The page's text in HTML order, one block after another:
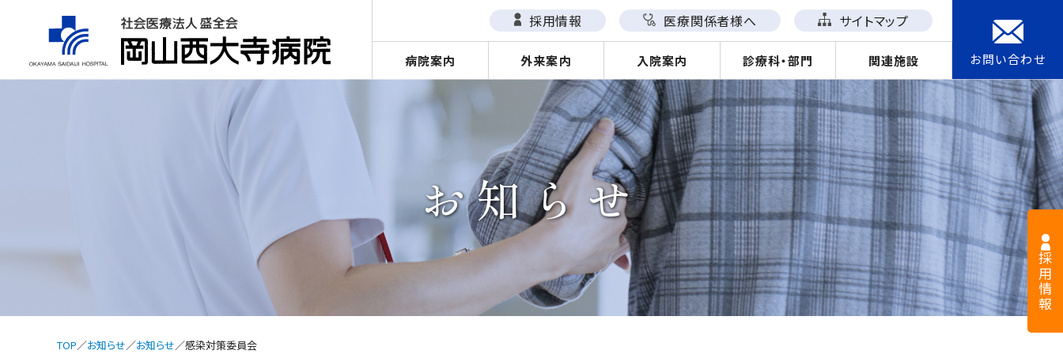
病院案内 外来案内 入院案内 診療科・部門 関連施設
採用情報 医療関係者様へ サイトマップ
お問い合わせ
採用情報
お知らせ
TOP お知らせ お知らせ 感染対策委員会